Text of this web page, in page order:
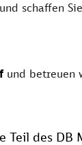
schaffen
und betreuen
Teil des DB